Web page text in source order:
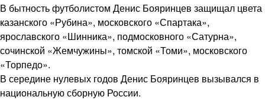
В бытность футболистом Денис Бояринцев защищал цвета
казанского «Рубина», московского «Спартака»,
ярославского «Шинника», подмосковного «Сатурна»,
сочинской «Жемчужины», томской «Томи», московского
«Торпедо».
В середине нулевых годов Денис Бояринцев вызывался в
национальную сборную России.